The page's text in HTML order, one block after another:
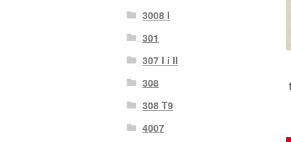
3008 I
301
307 I i II
308
308 T9
4007